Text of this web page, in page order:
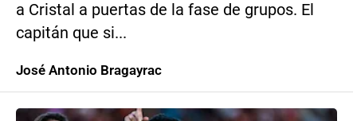
a Cristal a puertas de la fase de grupos. El
capitán que si...
José Antonio Bragayrac